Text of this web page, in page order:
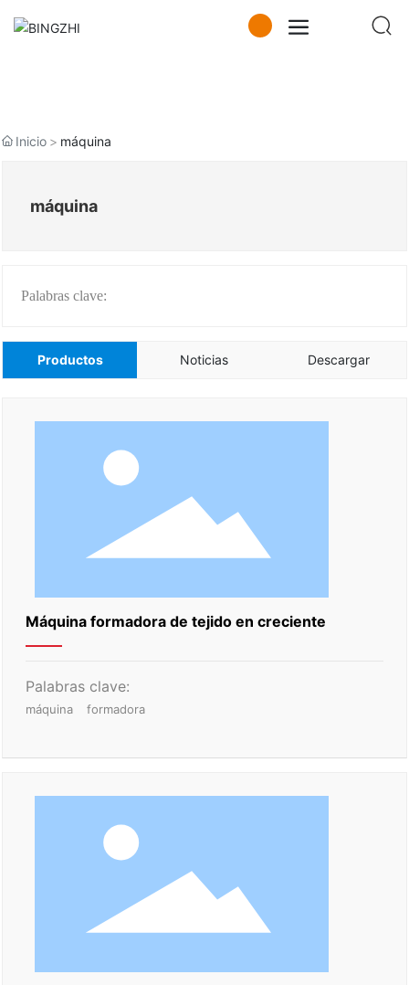
Inicio máquina
máquina
Palabras clave:
Productos Noticias Descargar
Máquina formadora de tejido en creciente
Palabras clave:
máquina formadora